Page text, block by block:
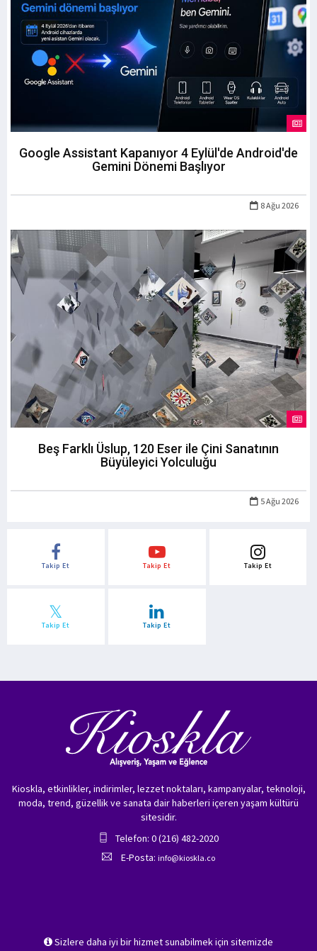
Google Assistant Kapanıyor 4 Eylül'de Android'de
Gemini Dönemi Başlıyor
8 Ağu 2026
Beş Farklı Üslup, 120 Eser ile Çini Sanatının
Büyüleyici Yolculuğu
5 Ağu 2026
Takip Et Takip Et Takip Et
Takip Et Takip Et
Sizlere daha iyi bir hizmet sunabilmek için sitemizde
Kioskla, etkinlikler, indirimler, lezzet noktaları, kampanyalar, teknoloji,
moda, trend, güzellik ve sanata dair haberleri içeren yaşam kültürü
sitesidir.
Telefon: 0 (216) 482-2020
E-Posta: info@kioskla.co